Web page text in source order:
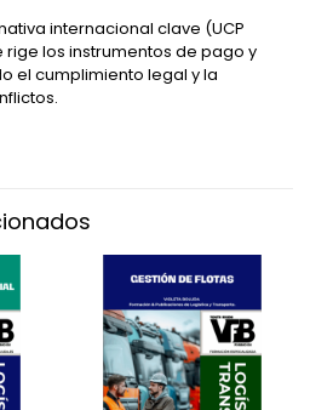
internacional clave (UCP
rige los instrumentos de pago y
el cumplimiento legal y la